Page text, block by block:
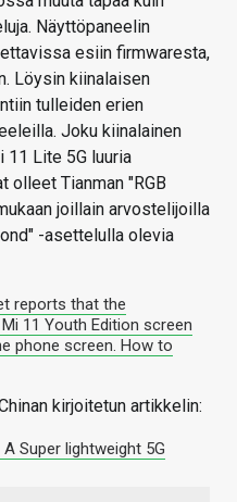
Näyttöpaneelin
esiin firmwaresta,
Löysin kiinalaisen
tulleiden erien
Joku kiinalainen
11 Lite 5G luuria
olleet Tianman "RGB
joillain arvostelijoilla
-asettelulla olevia
reports that the
11 Youth Edition screen
phone screen. How to
kirjoitetun artikkelin:
Super lightweight 5G